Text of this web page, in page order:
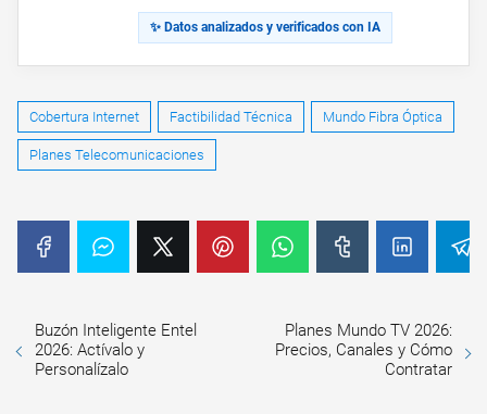
✨ Datos analizados y verificados con IA
Cobertura Internet Factibilidad Técnica Mundo Fibra Óptica
Planes Telecomunicaciones
Buzón Inteligente Entel
2026: Actívalo y
Personalízalo
Planes Mundo TV 2026:
Precios, Canales y Cómo
Contratar